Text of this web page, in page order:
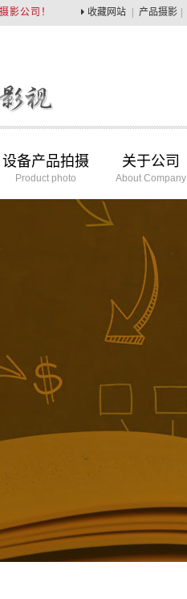
影公司！ 收藏网站 产品摄影
设备产品拍摄
Product photo
关于公司
About Company